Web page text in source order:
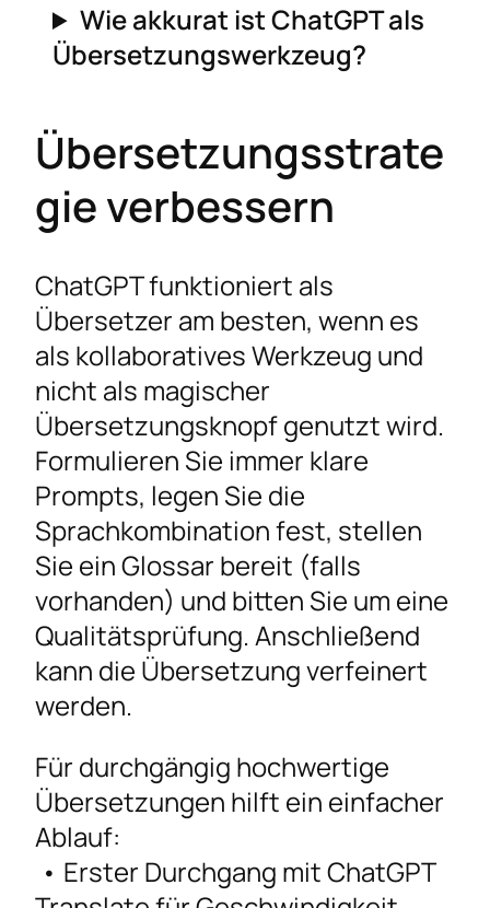
Wie akkurat ist ChatGPT als
Übersetzungswerkzeug?
Übersetzungsstrate
gie verbessern
ChatGPT funktioniert als
Übersetzer am besten, wenn es
als kollaboratives Werkzeug und
nicht als magischer
Übersetzungsknopf genutzt wird.
Formulieren Sie immer klare
Prompts, legen Sie die
Sprachkombination fest, stellen
Sie ein Glossar bereit (falls
vorhanden) und bitten Sie um eine
Qualitätsprüfung. Anschließend
kann die Übersetzung verfeinert
werden.
Für durchgängig hochwertige
Übersetzungen hilft ein einfacher
Ablauf:
• Erster Durchgang mit ChatGPT